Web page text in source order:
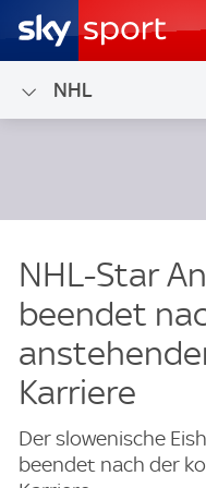
NHL
NHL-Star
beendet
Karriere
Der slowenische
beendet nach der